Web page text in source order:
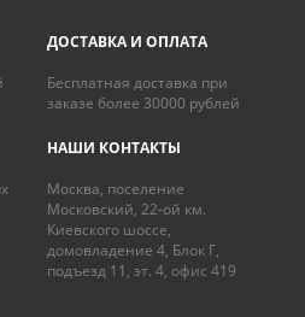
ДОСТАВКА И ОПЛАТА
Бесплатная доставка при
заказе более 30000 рублей
НАШИ КОНТАКТЫ
Москва, поселение
Московский, 22-ой км.
Киевского шоссе,
домовладение 4, Блок Г,
подъезд 11, эт. 4, офис 419